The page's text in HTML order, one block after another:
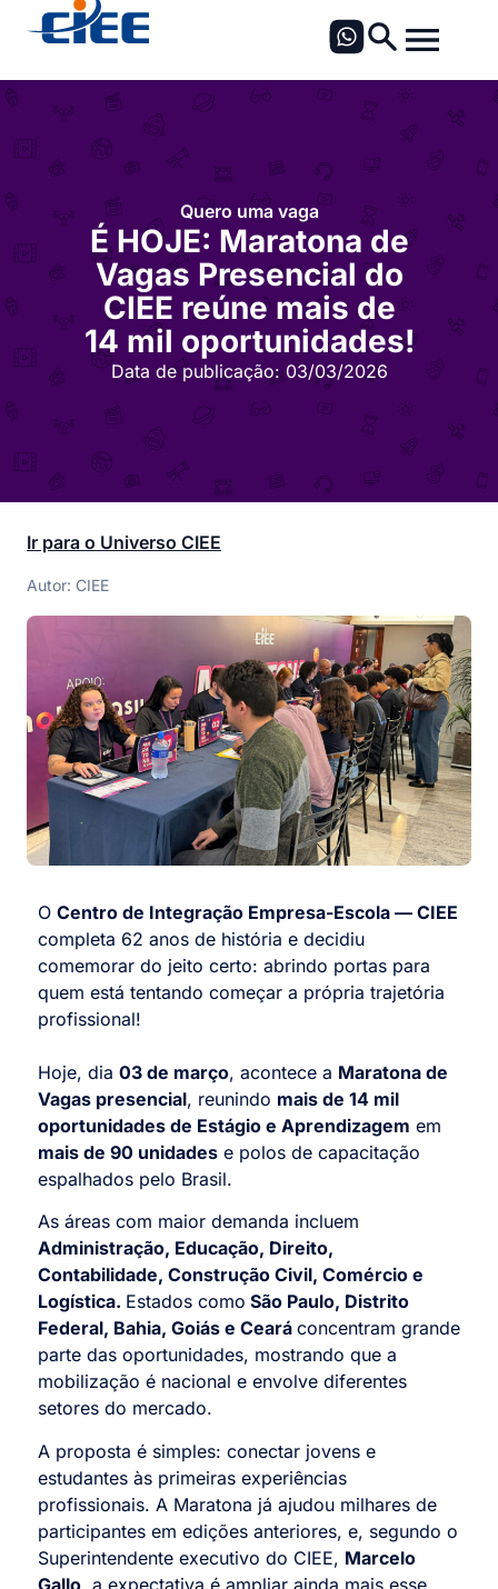
Quero uma vaga
É HOJE: Maratona de
Vagas Presencial do
CIEE reúne mais de
14 mil oportunidades!
Data de publicação: 03/03/2026
Ir para o Universo CIEE
Autor: CIEE
O Centro de Integração Empresa-Escola — CIEE
completa 62 anos de história e decidiu
comemorar do jeito certo: abrindo portas para
quem está tentando começar a própria trajetória
profissional!
Hoje, dia 03 de março, acontece a Maratona de
Vagas presencial, reunindo mais de 14 mil
oportunidades de Estágio e Aprendizagem em
mais de 90 unidades e polos de capacitação
espalhados pelo Brasil.
As áreas com maior demanda incluem
Administração, Educação, Direito,
Contabilidade, Construção Civil, Comércio e
Logística. Estados como São Paulo, Distrito
Federal, Bahia, Goiás e Ceará concentram grande
parte das oportunidades, mostrando que a
mobilização é nacional e envolve diferentes
setores do mercado.
A proposta é simples: conectar jovens e
estudantes às primeiras experiências
profissionais. A Maratona já ajudou milhares de
participantes em edições anteriores, e, segundo o
Superintendente executivo do CIEE, Marcelo
Gallo, a expectativa é ampliar ainda mais esse